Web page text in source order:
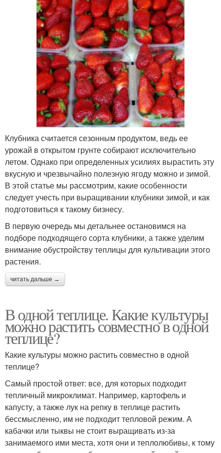
Клубника считается сезонным продуктом, ведь ее
урожай в открытом грунте собирают исключительно
летом. Однако при определенных усилиях вырастить эту
вкусную и чрезвычайно полезную ягоду можно и зимой.
В этой статье мы рассмотрим, какие особенности
следует учесть при выращивании клубники зимой, и как
подготовиться к такому бизнесу.
В первую очередь мы детальнее остановимся на
подборе подходящего сорта клубники, а также уделим
внимание обустройству теплицы для культивации этого
растения.
читать дальше →
В одной теплице. Какие культуры
можно растить совместно в одной
теплице?
Какие культуры можно растить совместно в одной
теплице?
Самый простой ответ: все, для которых подходит
тепличный микроклимат. Например, картофель и
капусту, а также лук на репку в теплице растить
бессмысленно, им не подходит тепловой режим. А
кабачки или тыквы не стоит выращивать из-за
занимаемого ими места, хотя они и теплолюбивы, к тому